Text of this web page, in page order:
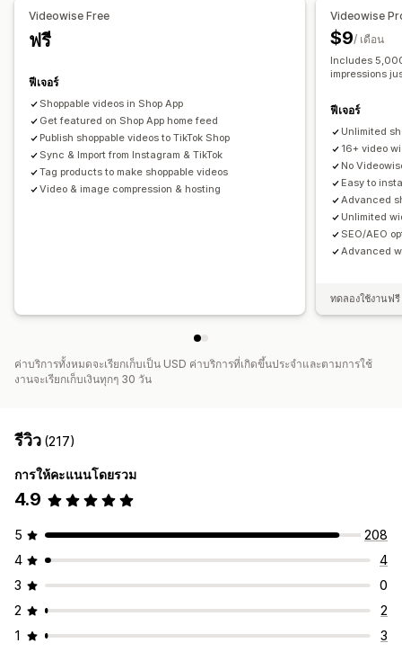
การแก้ไขวิดีโอ
พื้นหลังวิดีโอ
โปรแกรมเล่นวิดีโอ
วิดีโอแบบฝัง
การเปลี่ยนรูปแบบตามการแสดงผลบนมือถือ
การแจ้งเตือนพนักงาน
ฟีดที่สามารถซื้อสินค้าได้
การวิเคราะห์
การติดตามการมีส่วนร่วม การติดตามคอนเวอร์ชัน
Videowise Free
ฟรี
ฟีเจอร์
Shoppable videos in Shop App
Get featured on Shop App home feed
Publish shoppable videos to TikTok Shop
Sync & Import from Instagram & TikTok
Tag products to make shoppable videos
Video & image compression & hosting
Videowise
$9/ เดือน
Includes
impressions
ฟีเจอร์
Unlimited
16+ video
No
Easy to
Advanced
Unlimited
SEO/AEO
Advanced
ทดลองใช้งานฟ
ค่าบริการทั้งหมดจะเรียกเก็บเป็น USD ค่าบริการที่เกิดขึ้นประจำและตามการใช้
งานจะเรียกเก็บเงินทุกๆ 30 วัน
รีวิว (217)
การให้คะแนนโดยรวม
4.9
5
208
4
4
3
0
2
2
1
3